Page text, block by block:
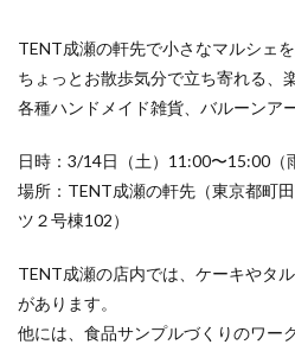
TENT成瀬の軒先で小さなマルシェ
ちょっとお散歩気分で立ち寄れる、
各種ハンドメイド雑貨、バルーンア
日時：3/14日（土）11:00〜15:00（
場所：TENT成瀬の軒先（東京都町
ツ２号棟102）
TENT成瀬の店内では、ケーキやタ
があります。
他には、食品サンプルづくりのワー